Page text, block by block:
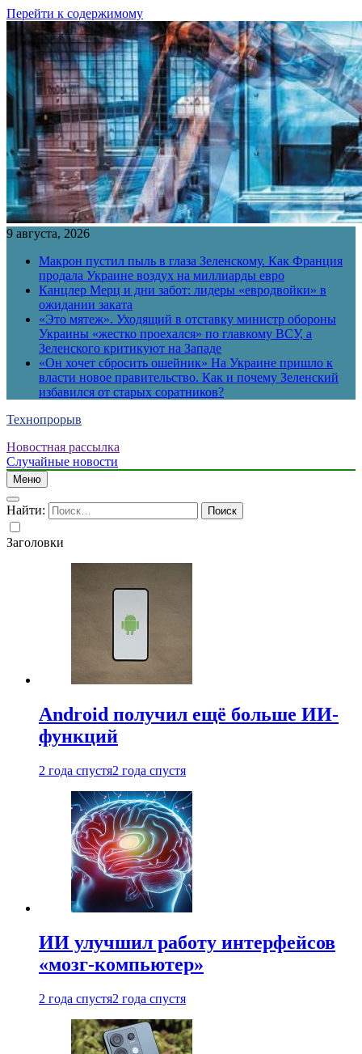
Перейти к содержимому
9 августа, 2026
Макрон пустил пыль в глаза Зеленскому. Как Франция
продала Украине воздух на миллиарды евро
Канцлер Мерц и дни забот: лидеры «евродвойки» в
ожидании заката
«Это мятеж». Уходящий в отставку министр обороны
Украины «жестко проехался» по главкому ВСУ, а
Зеленского критикуют на Западе
«Он хочет сбросить ошейник» На Украине пришло к
власти новое правительство. Как и почему Зеленский
избавился от старых соратников?
Технопрорыв
Новостная рассылка
Случайные новости
Меню
Найти:
Заголовки
Android получил ещё больше ИИ-
функций
2 года спустя2 года спустя
ИИ улучшил работу интерфейсов
«мозг-компьютер»
2 года спустя2 года спустя